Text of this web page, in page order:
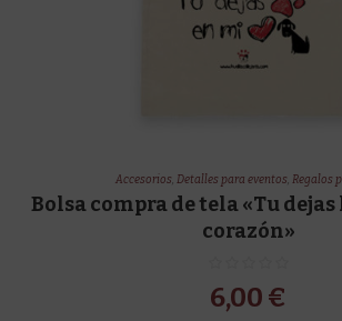
Accesorios,Detalles para eventos,Regalos
Bolsa compra de tela «Tu
corazón»
6,00 €